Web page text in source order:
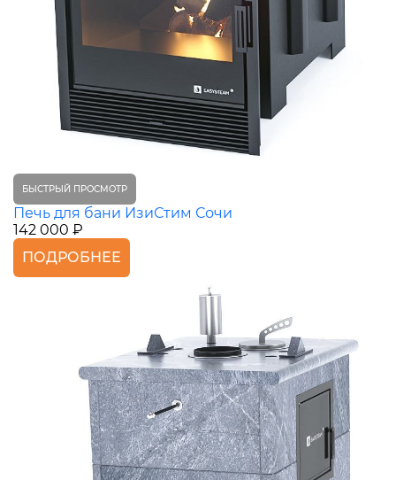
БЫСТРЫЙ ПРОСМОТР
Печь для бани ИзиСтим Сочи
142 000 ₽
ПОДРОБНЕЕ